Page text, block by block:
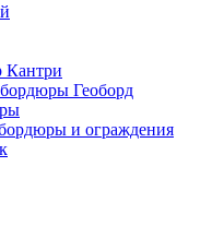
Кантри
Геоборд
и ограждения